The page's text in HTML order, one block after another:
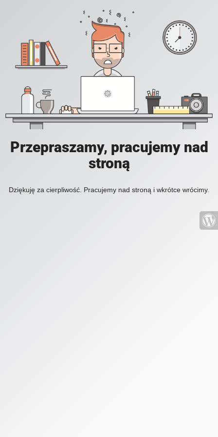
Przepraszamy, pracujemy nad
stroną
Dziękuję za cierpliwość. Pracujemy nad stroną i wkrótce wrócimy.